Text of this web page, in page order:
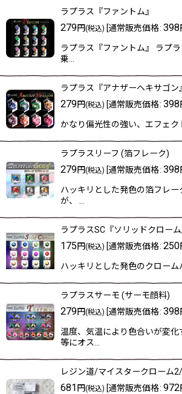
ラプラス『ファントム』
279円(税込) [通常販売価格: 398
ラプラス『ファントム』 ラプ
乗…
ラプラス『アナザーヘキサゴン』
279円(税込) [通常販売価格: 398
かなり偏光性の強い、エフェ
ラプラスリーフ (箔フレーク)
279円(税込) [通常販売価格: 398
ハッキリとした発色の箔フレ
が、 …
ラプラスSC『ソリッドクローム
175円(税込) [通常販売価格: 250
ハッキリとした発色のクロー
ラプラスサーモ (サーモ顔料)
279円(税込) [通常販売価格: 398
温度、気温により色合いが変
等にオス…
レジン道/マイスタークローム
681 円(税込) [通常販売価格: 972